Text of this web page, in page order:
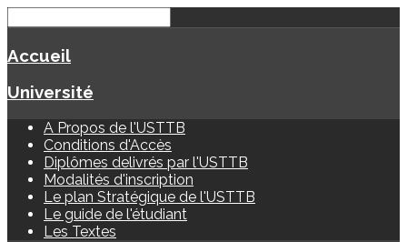
Accueil
Université
A Propos de l'USTTB
Conditions d'Accès
Diplômes delivrés par l'USTTB
Modalités d'inscription
Le plan Stratégique de l'USTTB
Le guide de l'étudiant
Les Textes